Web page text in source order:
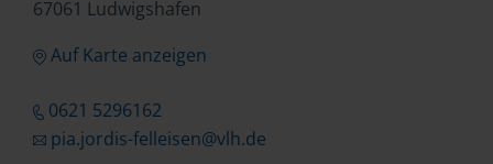
67061 Ludwigshafen
Auf Karte anzeigen
0621 5296162
pia.jordis-felleisen@vlh.de